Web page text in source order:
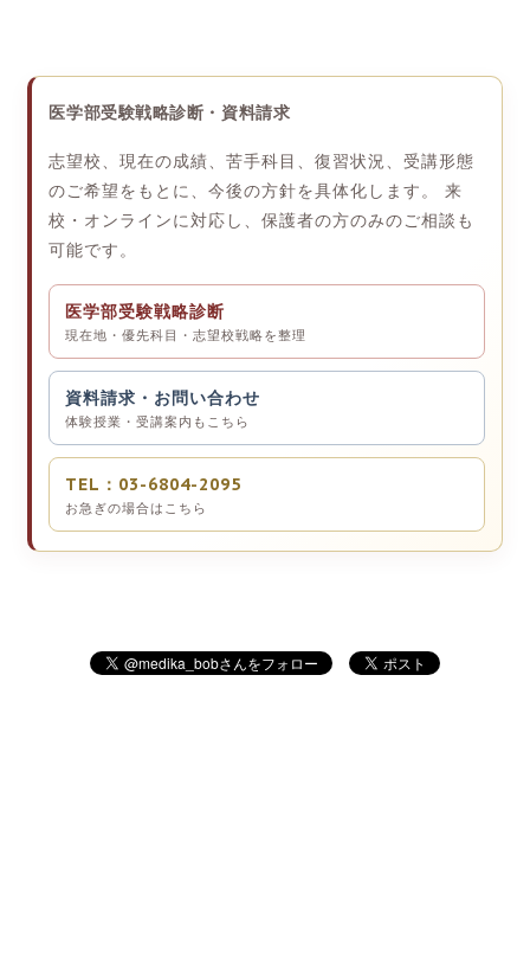
医学部受験戦略診断・資料請求
志望校、現在の成績、苦手科目、復習状況、受講形態
のご希望をもとに、今後の方針を具体化します。 来
校・オンラインに対応し、保護者の方のみのご相談も
可能です。
医学部受験戦略診断
現在地・優先科目・志望校戦略を整理
資料請求・お問い合わせ
体験授業・受講案内もこちら
TEL：03-6804-2095
お急ぎの場合はこちら